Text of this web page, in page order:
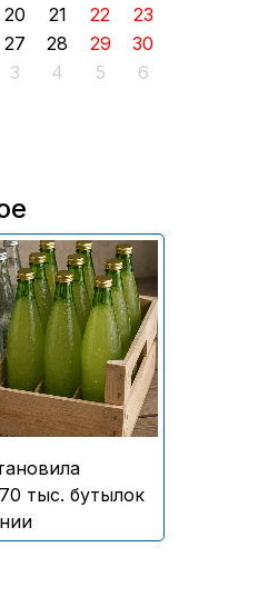
20 21 22
23
27 28 29
30
3 4 5 6
приостановили
более 70 тыс.
воды и
напитков
производства
тыс. бутылок